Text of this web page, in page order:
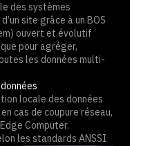
des systèmes
site grâce à un BOS
ouvert et évolutif
pour agréger,
les données multi-
locale des données
cas de coupure réseau,
Computer.
les standards ANSSI